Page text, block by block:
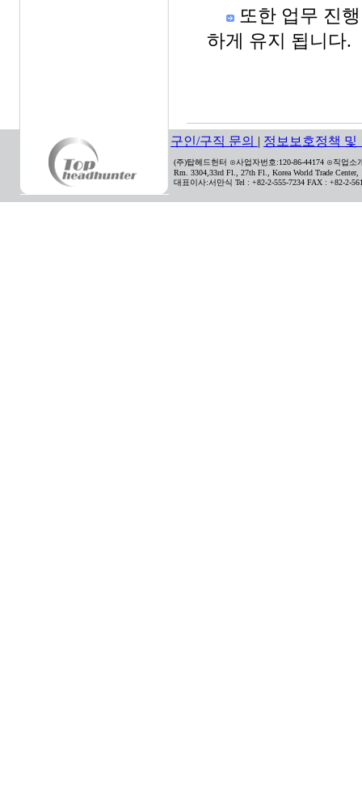
또한 업무 진
하게 유지 됩니다.
구인/구직 문의 | 정보보호정책
(주)탑헤드헌터 ⊙사업자번호:120-86-44174 ⊙직업소
Rm. 3304,33rd Fl., 27th Fl., Korea World Trade Center,
대표이사:서만식 Tel : +82-2-555-7234 FAX : +82-2-